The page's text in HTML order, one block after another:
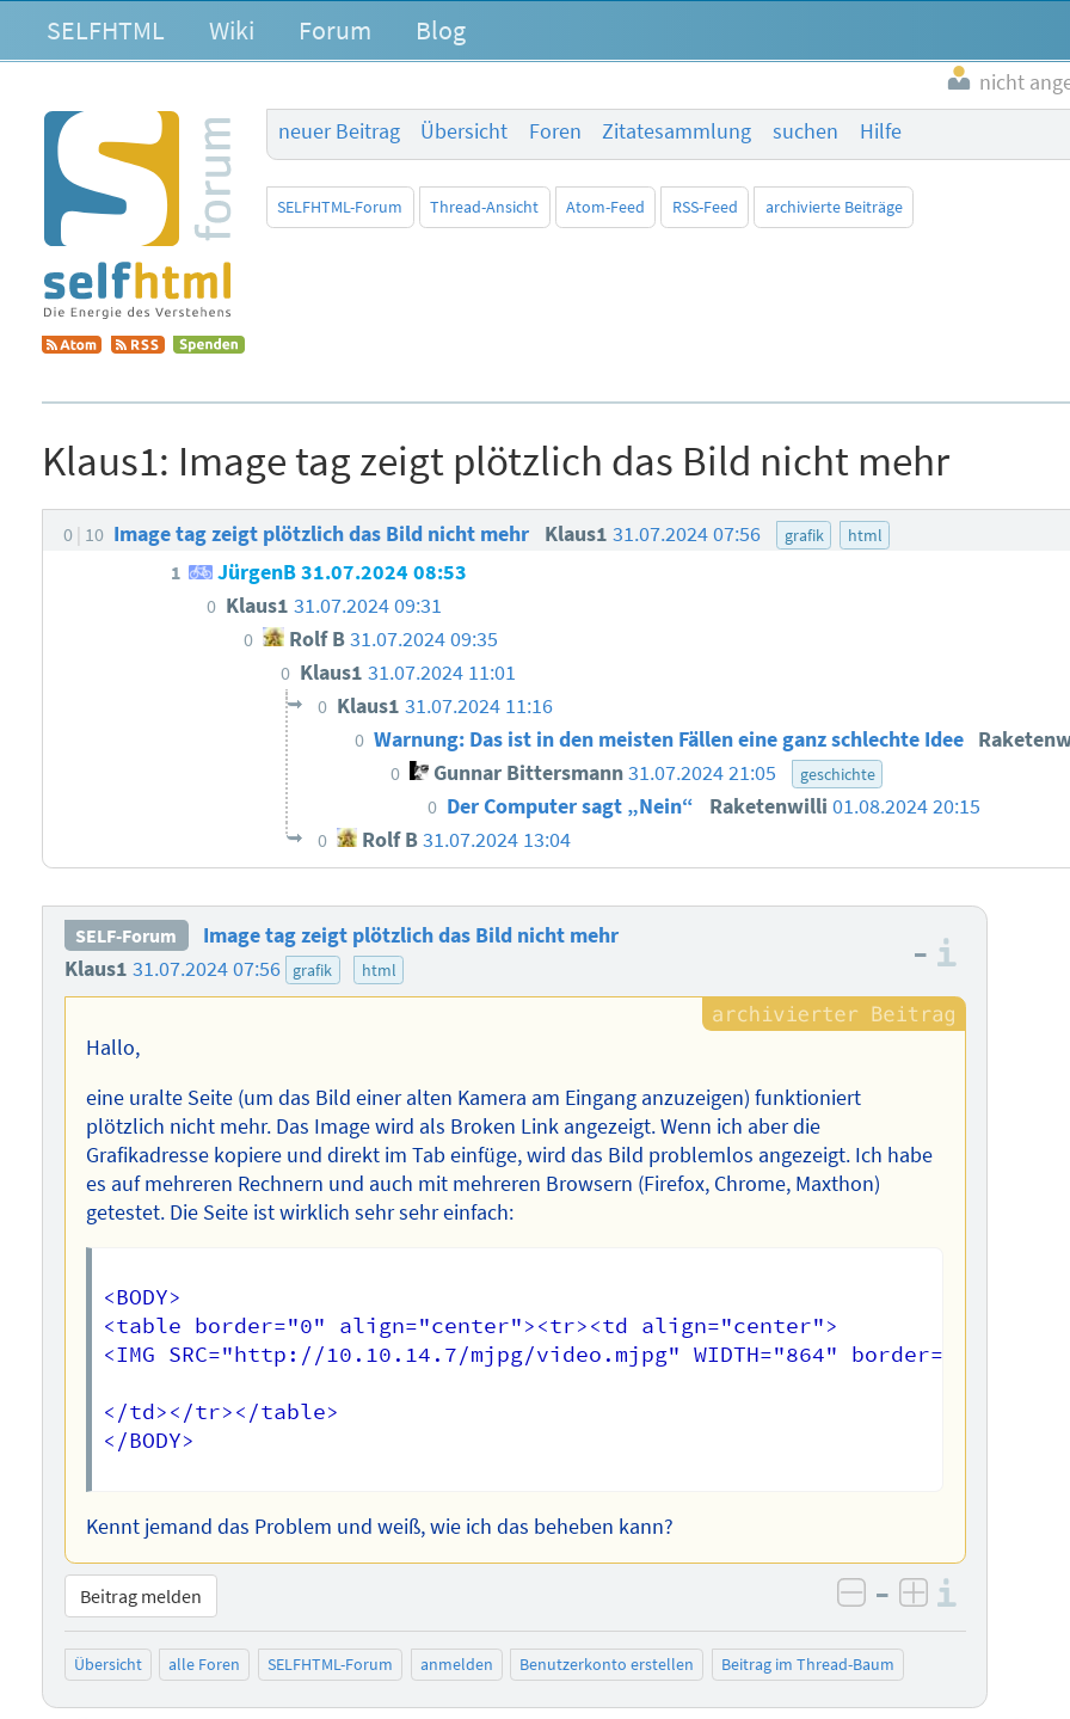
SELFHTML Wiki Forum Blog
nicht
neuer Beitrag
Übersicht Foren Zitatesammlung suchen Hilfe
SELFHTML-Forum Thread-Ansicht Atom-Feed RSS-Feed archivierte Beiträge
Klaus1: Image tag zeigt plötzlich das Bild nicht mehr
0 10 Image tag zeigt plötzlich das Bild nicht mehr Klaus131.07.2024 07:56 grafik html
1 JürgenB 31.07.2024 08:53
0 Klaus131.07.2024 09:31
0 Rolf B31.07.2024 09:35
0 Klaus1 31.07.2024 11:01
0 Klaus1 31.07.2024 11:16
0 Warnung: Das ist in den meisten Fällen eine ganz schlechte Idee
0 Gunnar Bittersmann31.07.2024 21:05 geschichte
0 Der Computer sagt „Nein“ Raketenwilli 01.08.2024 20:15
0 Rolf B31.07.2024 13:04
SELF-Forum
Image tag zeigt plötzlich das Bild nicht mehr
Klaus1 31.07.2024 07:56 grafik html –
Hallo,
eine uralte Seite (um das Bild einer alten Kamera am Eingang anzuzeigen) funktioniert
plötzlich nicht mehr. Das Image wird als Broken Link angezeigt. Wenn ich aber die
Grafikadresse kopiere und direkt im Tab einfüge, wird das Bild problemlos angezeigt. Ich habe
es auf mehreren Rechnern und auch mit mehreren Browsern (Firefox, Chrome, Maxthon)
getestet. Die Seite ist wirklich sehr sehr einfach:
<BODY>
<table border="0" align="center"><tr><td align="center">
<IMG SRC="http://10.10.14.7/mjpg/video.mjpg" WIDTH="864" border="1">
</td></tr></table>
</BODY>
Kennt jemand das Problem und weiß, wie ich das beheben kann?
Beitrag melden negativ bewerten
– positiv
Übersicht alle Foren SELFHTML-Forum anmelden Benutzerkonto erstellen Beitrag im Thread-Baum